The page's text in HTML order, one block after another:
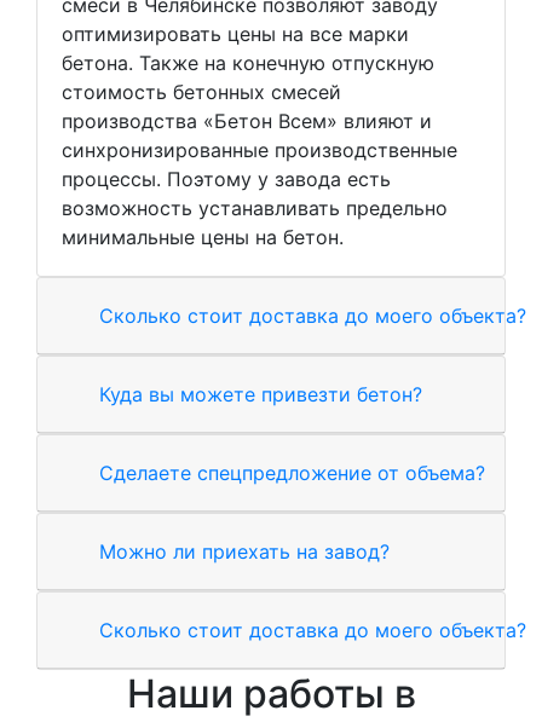
оптимизировать цены на все марки
бетона. Также на конечную отпускную
стоимость бетонных смесей
производства «Бетон Всем» влияют и
синхронизированные производственные
процессы. Поэтому у завода есть
возможность устанавливать предельно
минимальные цены на бетон.
Сколько стоит доставка до моего объекта?
Куда вы можете привезти бетон?
Сделаете спецпредложение от объема?
Можно ли приехать на завод?
Сколько стоит доставка до моего объекта?
Наши работы в